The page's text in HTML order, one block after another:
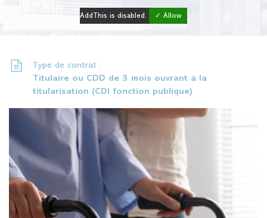
AddThis is disabled. ✓ Allow
Type de contrat :
Titulaire ou CDD de 3 mois ouvrant à la
titularisation (CDI fonction publique)